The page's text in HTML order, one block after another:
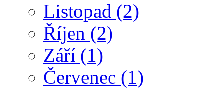
Listopad (2)
Říjen (2)
Září (1)
Červenec (1)